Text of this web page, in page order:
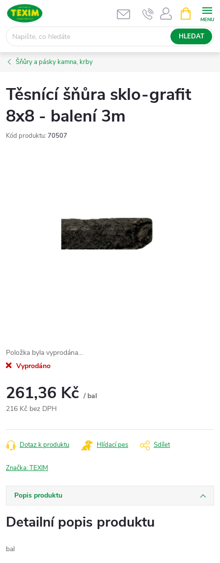
Přejít
obsah
HLEDAT
NÁKUPNÍ
KOŠÍK
Šňůry a pásky kamna, krby
Těsnící šňůra sklo-grafit
8x8 - balení 3m
Kód produktu: 70507
Položka byla vyprodána…
Vyprodáno
261,36 Kč / bal
216 Kč bez DPH
cena:
Dotaz k produktu Hlídací pes Sdílet
Značka:TEXIM
Popis produktu
Detailní popis produktu
bal